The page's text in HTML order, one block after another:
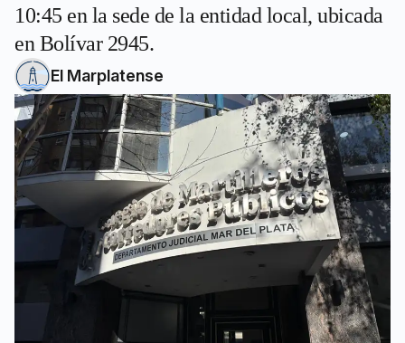
10:45 en la sede de la entidad local, ubicada
en Bolívar 2945.
El Marplatense